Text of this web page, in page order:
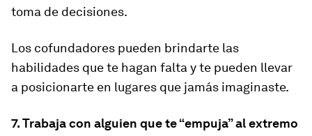
toma de decisiones.
Los cofundadores pueden brindarte las
habilidades que te hagan falta y te pueden llevar
a posicionarte en lugares que jamás imaginaste.
7. Trabaja con alguien que te “empuja” al extremo